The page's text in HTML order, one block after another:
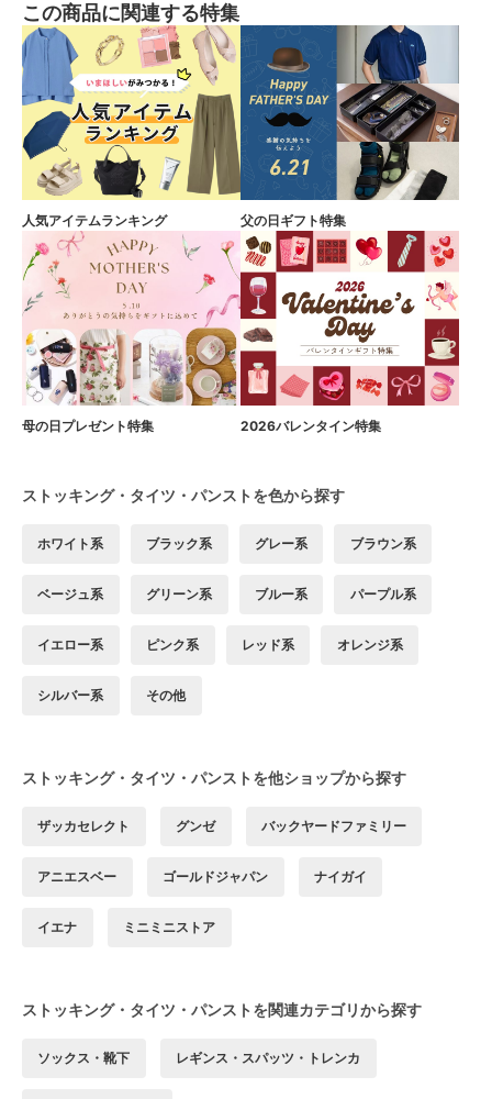
この商品に関連する特集
人気アイテムランキング 父の日ギフト特集
母の日プレゼント特集 2026バレンタイン特集
ストッキング・タイツ・パンストを色から探す
ホワイト系 ブラック系 グレー系 ブラウン系
ベージュ系 グリーン系 ブルー系 パープル系
イエロー系 ピンク系 レッド系 オレンジ系
シルバー系 その他
ストッキング・タイツ・パンストを他ショップから探す
ザッカセレクト グンゼ バックヤードファミリー
アニエスベー ゴールドジャパン ナイガイ
イエナ ミニミニストア
ストッキング・タイツ・パンストを関連カテゴリから探す
ソックス・靴下 レギンス・スパッツ・トレンカ